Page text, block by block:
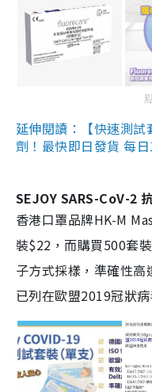
延伸閱讀：【快速測
劑！最快即日發貨 每
SEJOY SARS-CoV-2
香港口罩品牌HK-M
裝$22，而購買500套
子方式採樣，準確性
已列在歐盟2019冠狀